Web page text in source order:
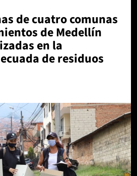
de cuatro comunas
de Medellín
en la
de residuos